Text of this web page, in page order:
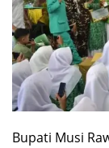
Bupati Musi